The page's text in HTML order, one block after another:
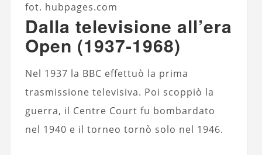
fot. hubpages.com
Dalla televisione all’era
Open (1937-1968)
Nel 1937 la BBC effettuò la prima
trasmissione televisiva. Poi scoppiò la
guerra, il Centre Court fu bombardato
nel 1940 e il torneo tornò solo nel 1946.